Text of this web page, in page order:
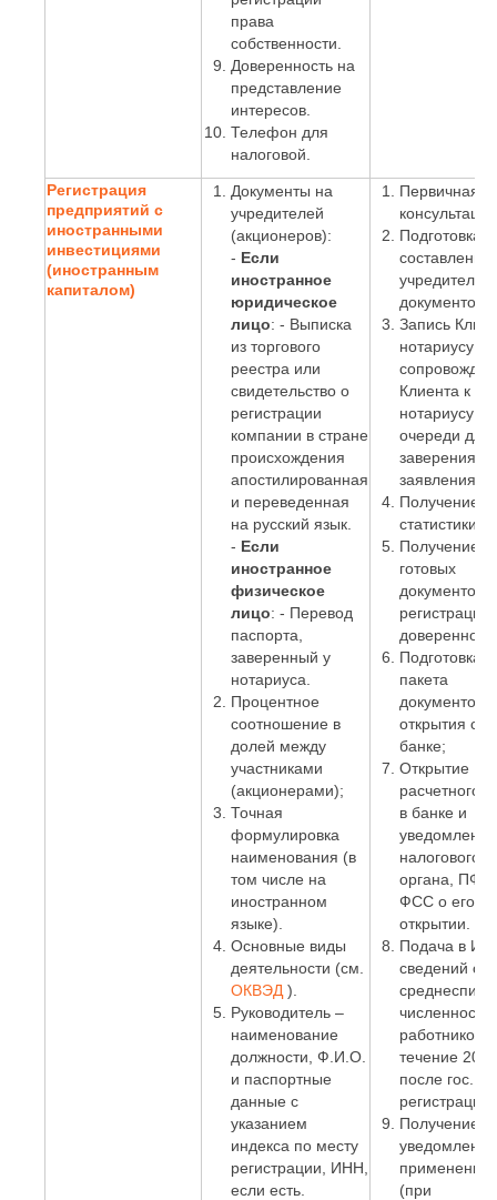
права
собственности.
Доверенность на
представление
интересов.
Телефон для
налоговой.
Регистрация
предприятий с
иностранными
инвестициями
(иностранным
капиталом)
Документы на
учредителей
(акционеров):
- Если
иностранное
юридическое
лицо: - Выписка
из торгового
реестра или
свидетельство о
регистрации
компании в стране
происхождения
апостилированная
и переведенная
на русский язык.
- Если
иностранное
физическое
лицо: - Перевод
паспорта,
заверенный у
нотариуса.
Процентное
соотношение в
долей между
участниками
(акционерами);
Точная
формулировка
наименования (в
том числе на
иностранном
языке).
Основные виды
деятельности (см.
ОКВЭД ).
Руководитель –
наименование
должности, Ф.И.О.
и паспортные
данные с
указанием
индекса по месту
регистрации, ИНН,
если есть.
Первичная
Подготовка и
составление
документов;
Запись
нотариусу и
Клиента к
нотариусу
очереди для
заверения
заявления;
Получение
статистики.
Получение
готовых
документов с
регистрации
Подготовка
пакета
документов
открытия
банке;
Открытие
расчетного
в банке и
уведомление
налогового
органа, ПФР
ФСС о его
открытии.
Подача в
сведений о
численности
работников.
течение 20
после гос.
регистрации)
Получение
(при